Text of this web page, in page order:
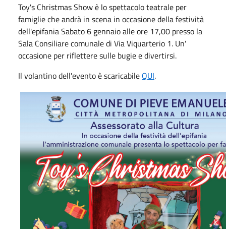
Toy's Christmas Show è lo spettacolo teatrale per
famiglie che andrà in scena in occasione della festività
dell'epifania Sabato 6 gennaio alle ore 17,00 presso la
Sala Consiliare comunale di Via Viquarterio 1. Un'
occasione per riflettere sulle bugie e divertirsi.
Il volantino dell'evento è scaricabile QUI.